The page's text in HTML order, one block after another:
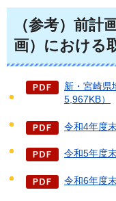
（参考）前計
画）における
新・宮崎県
5,967KB）
令和4年度
令和5年度
令和6年度